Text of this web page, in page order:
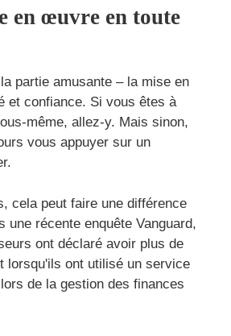
en œuvre en toute
partie amusante – la mise en
et confiance. Si vous êtes à
même, allez-y. Mais sinon,
vous appuyer sur un
cela peut faire une différence
une récente enquête Vanguard,
ont déclaré avoir plus de
lorsqu'ils ont utilisé un service
de la gestion des finances